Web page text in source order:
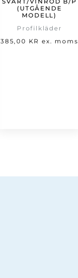
(UTGÅENDE
MODELL)
Profilkläder
385,00 KR ex. moms